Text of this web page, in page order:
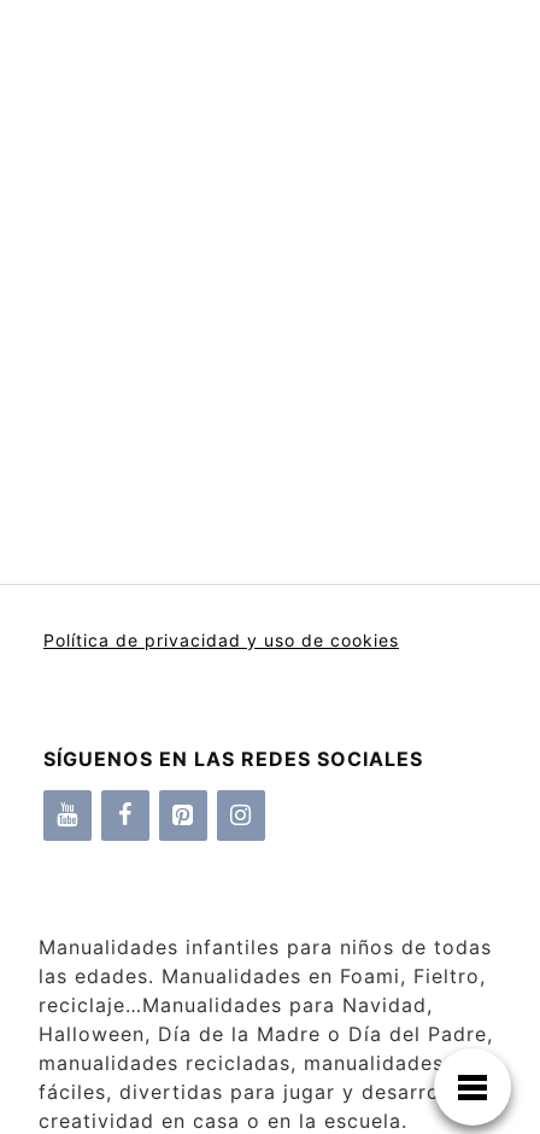
Política de privacidad y uso de cookies
SÍGUENOS EN LAS REDES SOCIALES
Manualidades infantiles para niños de todas
las edades. Manualidades en Foami, Fieltro,
reciclaje…Manualidades para Navidad,
Halloween, Día de la Madre o Día del Padre,
manualidades recicladas, manualidades
fáciles, divertidas para jugar y desarrollar la
creatividad en casa o en la escuela.